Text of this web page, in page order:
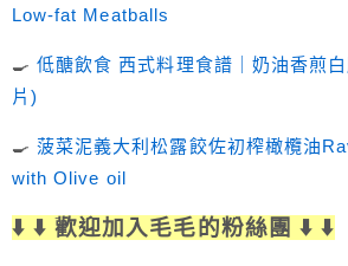
Low-fat Meatballs
🍳低醣飲食 西式料理食譜｜奶油香煎
片)
🍳菠菜泥義大利松露餃佐初榨橄欖油
with Olive oil
⬇️ ⬇️ 歡迎加入毛毛的粉絲團 ⬇️ ⬇️